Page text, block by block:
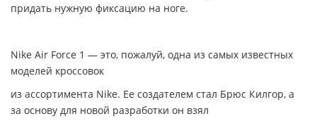
придать нужную фиксацию на ноге.
Nike Air Force 1 — это, пожалуй, одна из самых известных
моделей кроссовок
из ассортимента Nike. Ее создателем стал Брюс Килгор, а
за основу для новой разработки он взял